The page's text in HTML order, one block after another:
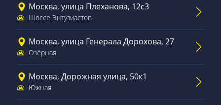
Москва, улица Плеханова, 12с3
Шоссе Энтузиастов
Москва, улица Генерала Дорохова, 27
Озёрная
Москва, Дорожная улица, 50к1
Южная